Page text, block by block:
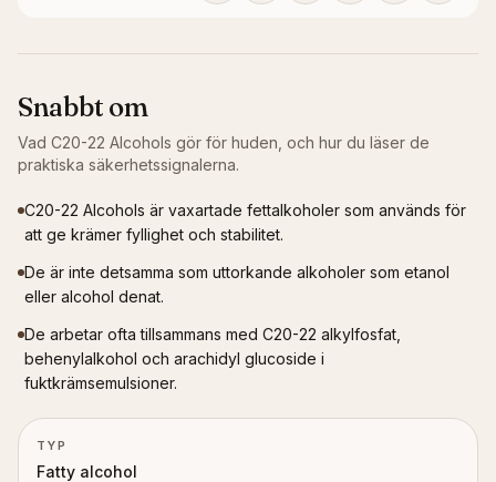
Snabbt om
Vad C20-22 Alcohols gör för huden, och hur du läser de
praktiska säkerhetssignalerna.
C20-22 Alcohols är vaxartade fettalkoholer som används för
att ge krämer fyllighet och stabilitet.
De är inte detsamma som uttorkande alkoholer som etanol
eller alcohol denat.
De arbetar ofta tillsammans med C20-22 alkylfosfat,
behenylalkohol och arachidyl glucoside i
fuktkrämsemulsioner.
TYP
Fatty alcohol